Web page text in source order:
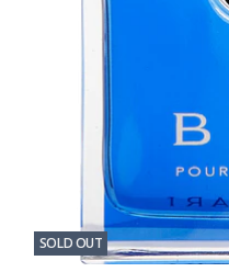
SOLD OUT